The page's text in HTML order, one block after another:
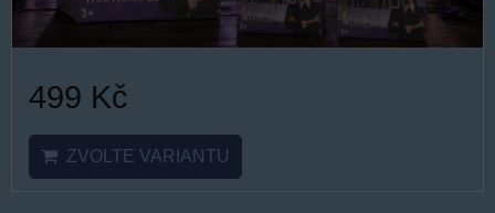
499 Kč
ZVOLTE VARIANTU